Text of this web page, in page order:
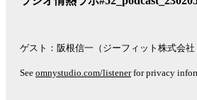
ゲスト：阪根信一（ジーフィット株式会社
See omnystudio.com/listenerfor privacy